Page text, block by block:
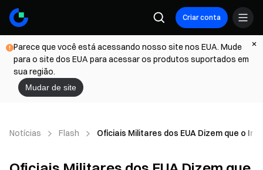
Criar conta
Parece que você está acessando nosso site nos EUA. Mude
para o site dos EUA para acessar os produtos suportados em
sua região.
Mudar de site
Notícias Flash Oficiais Militares dos EUA Dizem que o